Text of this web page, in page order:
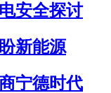
安全探讨
新能源
宁德时代